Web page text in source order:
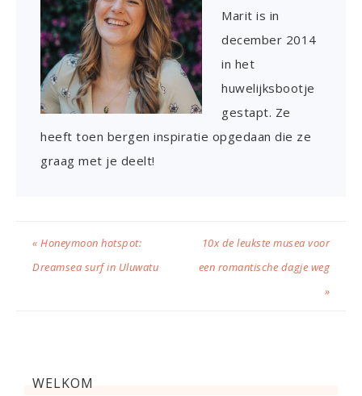
Marit is in
december 2014
in het
huwelijksbootje
gestapt. Ze
heeft toen bergen inspiratie opgedaan die ze
graag met je deelt!
« Honeymoon hotspot:
Dreamsea surf in Uluwatu
10x de leukste musea voor
een romantische dagje weg
»
WELKOM